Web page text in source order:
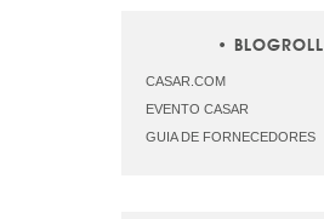
BLOGROLL
CASAR.COM
EVENTO CASAR
GUIA DE FORNECEDORES